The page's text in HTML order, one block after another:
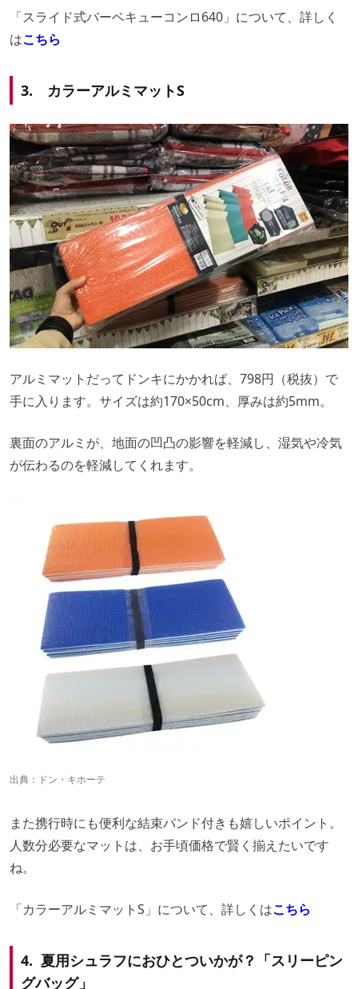
「スライド式バーベキューコンロ640」について、詳しく
はこちら
3. カラーアルミマットS
アルミマットだってドンキにかかれば、798円（税抜）で
手に入ります。サイズは約170×50cm、厚みは約5mm。
裏面のアルミが、地面の凹凸の影響を軽減し、湿気や冷気
が伝わるのを軽減してくれます。
出典： ドン・キホーテ
また携行時にも便利な結束バンド付きも嬉しいポイント。
人数分必要なマットは、お手頃価格で賢く揃えたいです
ね。
「カラーアルミマットS」について、詳しくはこちら
4. 夏用シュラフにおひとついかが？「スリーピン
グバッグ」